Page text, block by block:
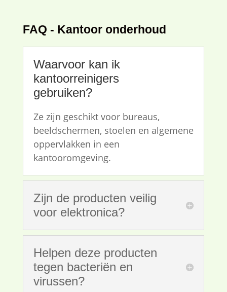
FAQ - Kantoor onderhoud
Waarvoor kan ik
kantoorreinigers
gebruiken?
Ze zijn geschikt voor bureaus,
beeldschermen, stoelen en algemene
oppervlakken in een
kantooromgeving.
Zijn de producten veilig
voor elektronica?
Helpen deze producten
tegen bacteriën en
virussen?